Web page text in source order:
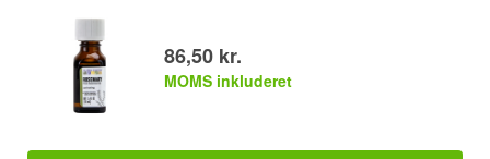
86,50 kr.
MOMS inkluderet